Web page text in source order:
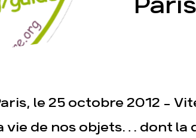
Publications
Paris
le 25 octobre 2012 –
vie de nos objets… dont la